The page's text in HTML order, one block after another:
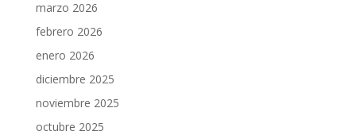
marzo 2026
febrero 2026
enero 2026
diciembre 2025
noviembre 2025
octubre 2025